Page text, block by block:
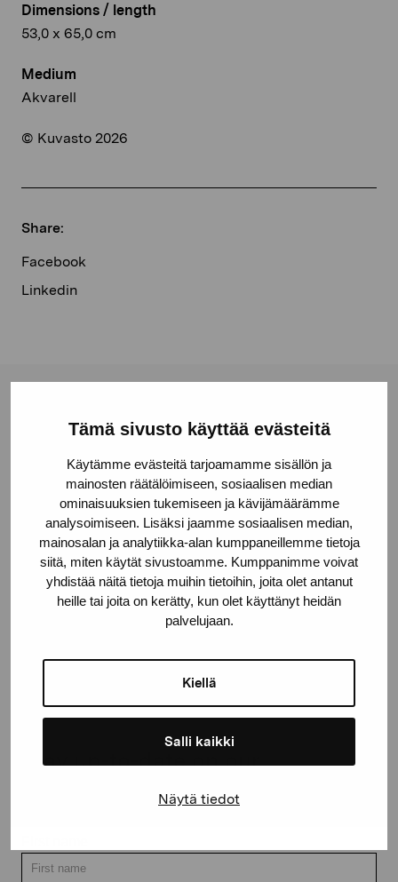
Tämä sivusto käyttää evästeitä
Käytämme evästeitä tarjoamamme sisällön ja
mainosten räätälöimiseen, sosiaalisen median
ominaisuuksien tukemiseen ja kävijämäärämme
analysoimiseen. Lisäksi jaamme sosiaalisen median,
mainosalan ja analytiikka-alan kumppaneillemme tietoja
siitä, miten käytät sivustoamme. Kumppanimme voivat
yhdistää näitä tietoja muihin tietoihin, joita olet antanut
heille tai joita on kerätty, kun olet käyttänyt heidän
palvelujaan.
Kiellä
Salli kaikki
Näytä tiedot
Dimensions / length
53,0 x 65,0 cm
Medium
Akvarell
© Kuvasto 2026
Share:
Facebook
Linkedin
Gustav Wasas gata 11
10600 Ekenäs
proartibus@proartibus.fi
+358 (0)50 371 6339
Stay up-to-date on our
exhibitions and events